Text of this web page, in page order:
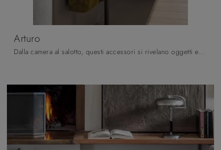
Arturo
Dalla camera al salotto, questi accessori si rivelano oggetti essenziali per completare perfettamente le doti pratiche e le doti estetiche dei locali.